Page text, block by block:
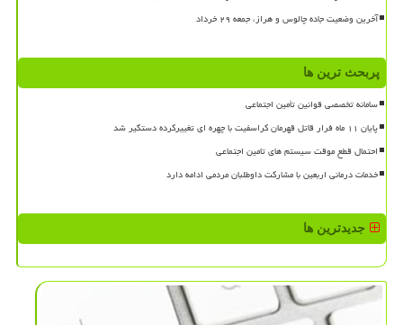
آخرین وضعیت جاده چالوس و هراز، جمعه ۲۹ خرداد
پربحث ترین ها
سامانه تخصصی قوانین تأمین اجتماعی
پایان ۱۱ ماه فرار قاتل قهرمان کراسفیت با چهره ای تغییرکرده دستگیر شد
احتمال قطع موقت سیستم های تامین اجتماعی
خدمات درمانی اربعین با مشارکت داوطلبان مردمی ادامه دارد
جدیدترین ها